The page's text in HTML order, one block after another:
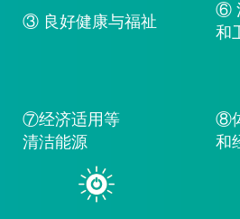
③ 良好健康与福祉
⑥
和
⑦经济适用等
清洁能源
⑧
和